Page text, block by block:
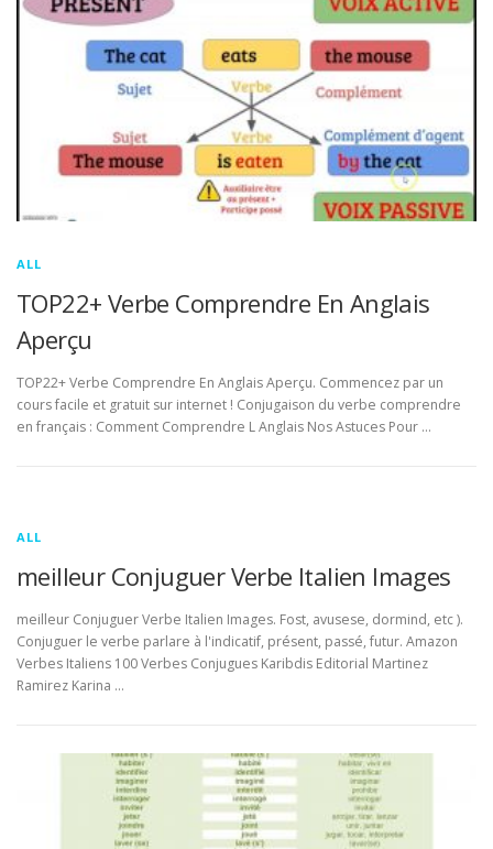
ALL
TOP22+ Verbe Comprendre En Anglais
Aperçu
TOP22+ Verbe Comprendre En Anglais Aperçu. Commencez par un
cours facile et gratuit sur internet ! Conjugaison du verbe comprendre
en français : Comment Comprendre L Anglais Nos Astuces Pour …
ALL
meilleur Conjuguer Verbe Italien Images
meilleur Conjuguer Verbe Italien Images. Fost, avusese, dormind, etc ).
Conjuguer le verbe parlare à l'indicatif, présent, passé, futur. Amazon
Verbes Italiens 100 Verbes Conjugues Karibdis Editorial Martinez
Ramirez Karina …